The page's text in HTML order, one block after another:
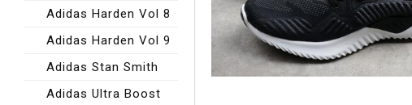
Adidas Harden Vol 8
Adidas Harden Vol 9
Adidas Stan Smith
Adidas Ultra Boost